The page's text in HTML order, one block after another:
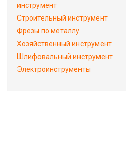
инструмент
Строительный инструмент
Фрезы по металлу
Хозяйственный инструмент
Шлифовальный инструмент
Электроинструменты